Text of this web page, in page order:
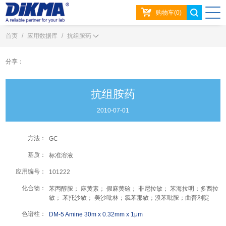
购物车(0)
首页 / 应用数据库 / 抗组胺药
分享：
抗组胺药
2010-07-01
方法： GC
基质： 标准溶液
应用编号： 101222
化合物：
苯丙醇胺； 麻黄素； 假麻黄硷； 非尼拉敏； 苯海拉明；多西拉
敏； 苯托沙敏； 美沙吡林；氯苯那敏；溴苯吡胺；曲普利啶
色谱柱： DM-5 Amine 30m x 0.32mm x 1μm